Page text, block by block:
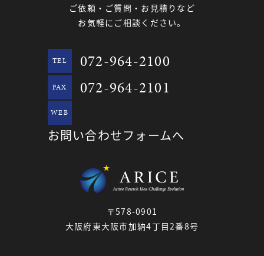
ご依頼・ご質問・お見積りなど
お気軽にご相談ください。
TEL 072-964-2100
FAX 072-964-2101
WEB
お問い合わせフォームへ
〒578-0901
大阪府東大阪市加納4丁目2番8号